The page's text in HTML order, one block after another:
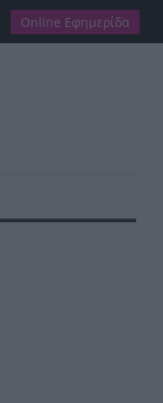
Online Εφημερίδα